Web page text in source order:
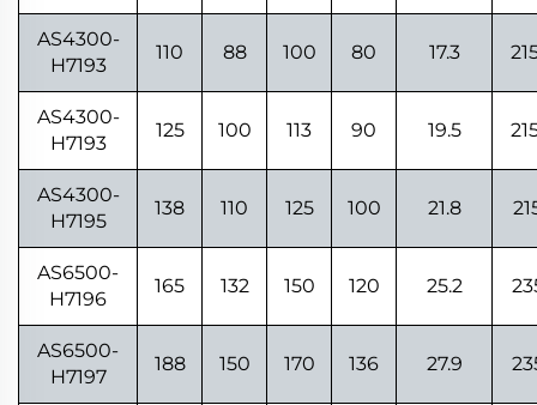
AS4300-
H7193
110 88 100 80 17.3
AS4300-
H7193
125 100 113 90 19.5
AS4300-
H7195
138 110 125 100 21.8
AS6500-
H7196
165 132 150 120 25.2
AS6500-
H7197
188 150 170 136 27.9